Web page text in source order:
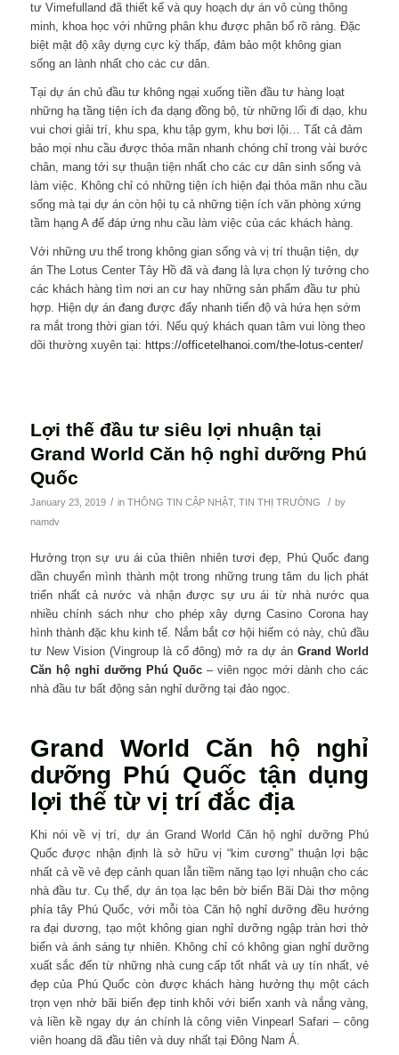
tư Vimefulland đã thiết kế và quy hoạch dự án vô cùng thông
minh, khoa học với những phân khu được phân bố rõ ràng. Đặc
biệt mật độ xây dựng cực kỳ thấp, đảm bảo một không gian
sống an lành nhất cho các cư dân.
Tại dự án chủ đầu tư không ngại xuống tiền đầu tư hàng loạt
những hạ tầng tiện ích đa dạng đồng bộ, từ những lối đi dạo, khu
vui chơi giải trí, khu spa, khu tập gym, khu bơi lội… Tất cả đảm
bảo mọi nhu cầu được thỏa mãn nhanh chóng chỉ trong vài bước
chân, mang tới sự thuận tiện nhất cho các cư dân sinh sống và
làm việc. Không chỉ có những tiện ích hiện đại thỏa mãn nhu cầu
sống mà tại dự án còn hội tụ cả những tiện ích văn phòng xứng
tầm hạng A để đáp ứng nhu cầu làm việc của các khách hàng.
Với những ưu thế trong không gian sống và vị trí thuận tiện, dự
án The Lotus Center Tây Hồ đã và đang là lựa chọn lý tưởng cho
các khách hàng tìm nơi an cư hay những sản phẩm đầu tư phù
hợp. Hiện dự án đang được đẩy nhanh tiến độ và hứa hẹn sớm
ra mắt trong thời gian tới. Nếu quý khách quan tâm vui lòng theo
dõi thường xuyên tại: https://officetelhanoi.com/the-lotus-center/
Lợi thế đầu tư siêu lợi nhuận tại
Grand World Căn hộ nghỉ dưỡng Phú
Quốc
January 23, 2019 / in THÔNG TIN CẬP NHẬT, TIN THỊ TRƯỜNG / by
namdv
Hưởng trọn sự ưu ái của thiên nhiên tươi đẹp, Phú Quốc đang
dần chuyển mình thành một trong những trung tâm du lịch phát
triển nhất cả nước và nhận được sự ưu ái từ nhà nước qua
nhiều chính sách như cho phép xây dựng Casino Corona hay
hình thành đặc khu kinh tế. Nắm bắt cơ hội hiếm có này, chủ đầu
tư New Vision (Vingroup là cổ đông) mở ra dự ánGrand World
Căn hộ nghỉ dưỡng Phú Quốc– viên ngọc mới dành cho các
nhà đầu tư bất động sản nghỉ dưỡng tại đảo ngọc.
Grand World Căn hộ nghỉ
dưỡng Phú Quốc tận dụng
lợi thế từ vị trí đắc địa
Khi nói về vị trí, dự án Grand World Căn hộ nghỉ dưỡng Phú
Quốc được nhận định là sở hữu vị “kim cương” thuận lợi bậc
nhất cả về vẻ đẹp cảnh quan lẫn tiềm năng tạo lợi nhuận cho các
nhà đầu tư. Cụ thể, dự án tọa lạc bên bờ biển Bãi Dài thơ mộng
phía tây Phú Quốc, với mỗi tòa Căn hộ nghỉ dưỡng đều hướng
ra đại dương, tạo một không gian nghỉ dưỡng ngập tràn hơi thở
biển và ánh sáng tự nhiên. Không chỉ có không gian nghỉ dưỡng
xuất sắc đến từ những nhà cung cấp tốt nhất và uy tín nhất, vẻ
đẹp của Phú Quốc còn được khách hàng hưởng thụ một cách
trọn vẹn nhờ bãi biển đẹp tinh khôi với biển xanh và nắng vàng,
và liền kề ngay dự án chính là công viên Vinpearl Safari – công
viên hoang dã đầu tiên và duy nhất tại Đông Nam Á.